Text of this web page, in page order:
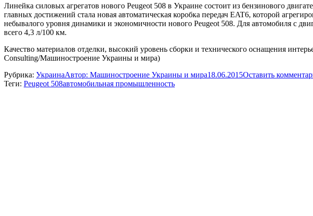
Линейка силовых агрегатов нового Peugeot 508 в Украине состоит из бензинового
главных достижений стала новая автоматическая коробка передач EAT6, которой
небывалого уровня динамики и экономичности нового Peugeot 508. Для автомобиля с
всего 4,3 л/100 км.
Качество материалов отделки, высокий уровень сборки и технического оснащения
Consulting/Машиностроение Украины и мира)
Рубрика: УкраинаАвтор: Машиностроение Украины и мира18.06.2015Оставить
Теги: Peugeot 508автомобильная промышленность